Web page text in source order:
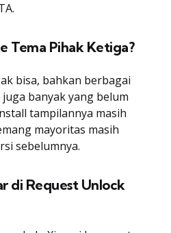
Tema Pihak Ketiga?
bisa, bahkan berbagai
banyak yang belum
tampilannya masih
mayoritas masih
sebelumnya.
di Request Unlock